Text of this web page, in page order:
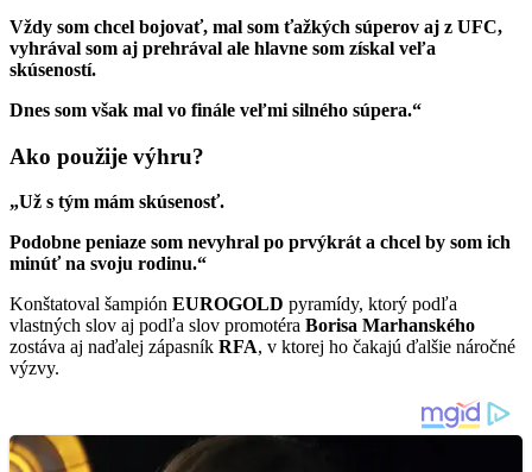
Vždy som chcel bojovať, mal som ťažkých súperov aj z UFC,
vyhrával som aj prehrával ale hlavne som získal veľa
skúseností.
Dnes som však mal vo finále veľmi silného súpera.“
Ako použije výhru?
„Už s tým mám skúsenosť.
Podobne peniaze som nevyhral po prvýkrát a chcel by som ich
minúť na svoju rodinu.“
Konštatoval šampión EUROGOLD pyramídy, ktorý podľa
vlastných slov aj podľa slov promotéra Borisa Marhanského
zostáva aj naďalej zápasník RFA, v ktorej ho čakajú ďalšie náročné
výzvy.